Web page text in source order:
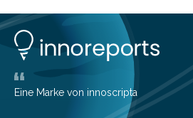
Entwicklung von Technologien
Datenreduktion und
Kommunikationsumgebungen.
Vernetzung potenzieller
Vorbereitung der
Cyberagentur organisiert am 25.
Eine Marke von innoscripta